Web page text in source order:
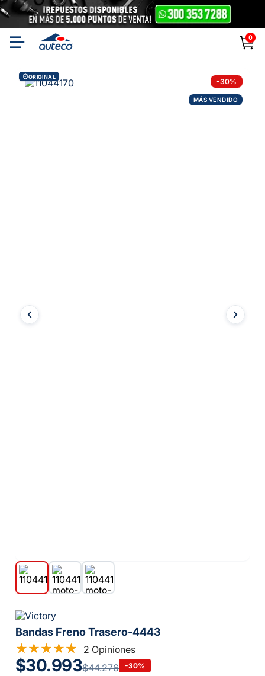
0
-30%
ORIGINAL
MÁS VENDIDO
Bandas Freno Trasero-4443
2 Opiniones
$30.993$44.276 -30%